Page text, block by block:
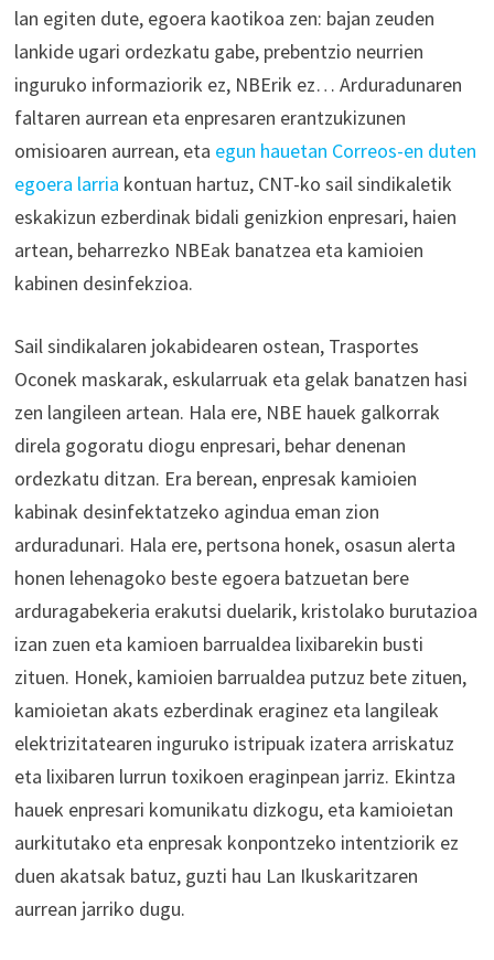
lan egiten dute, egoera kaotikoa zen: bajan zeuden
lankide ugari ordezkatu gabe, prebentzio neurrien
inguruko informaziorik ez, NBErik ez… Arduradunaren
faltaren aurrean eta enpresaren erantzukizunen
omisioaren aurrean, eta egun hauetan Correos-en duten
egoera larria kontuan hartuz, CNT-ko sail sindikaletik
eskakizun ezberdinak bidali genizkion enpresari, haien
artean, beharrezko NBEak banatzea eta kamioien
kabinen desinfekzioa.
Sail sindikalaren jokabidearen ostean, Trasportes
Oconek maskarak, eskularruak eta gelak banatzen hasi
zen langileen artean. Hala ere, NBE hauek galkorrak
direla gogoratu diogu enpresari, behar denenan
ordezkatu ditzan. Era berean, enpresak kamioien
kabinak desinfektatzeko agindua eman zion
arduradunari. Hala ere, pertsona honek, osasun alerta
honen lehenagoko beste egoera batzuetan bere
arduragabekeria erakutsi duelarik, kristolako burutazioa
izan zuen eta kamioen barrualdea lixibarekin busti
zituen. Honek, kamioien barrualdea putzuz bete zituen,
kamioietan akats ezberdinak eraginez eta langileak
elektrizitatearen inguruko istripuak izatera arriskatuz
eta lixibaren lurrun toxikoen eraginpean jarriz. Ekintza
hauek enpresari komunikatu dizkogu, eta kamioietan
aurkitutako eta enpresak konpontzeko intentziorik ez
duen akatsak batuz, guzti hau Lan Ikuskaritzaren
aurrean jarriko dugu.